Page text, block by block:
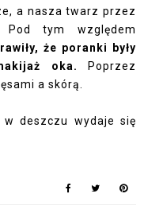
a nasza twarz przez
tym względem
że poranki były
oka.
Poprzez
a skórą.
deszczu wydaje się